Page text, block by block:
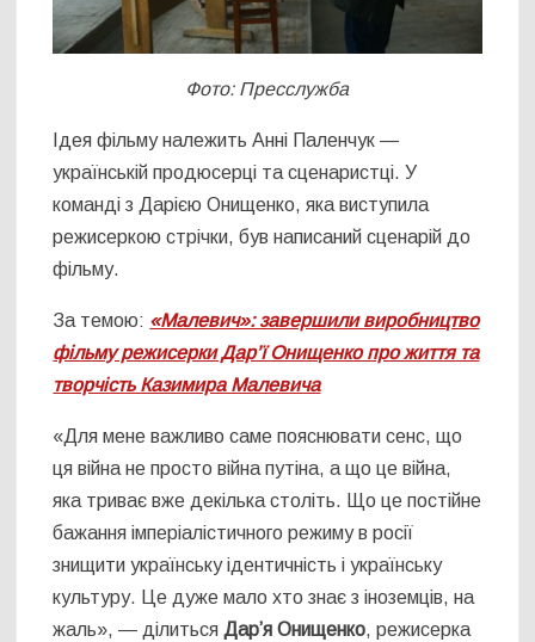
Фото: Пресслужба
Ідея фільму належить Анні Паленчук ―
українській продюсерці та сценаристці. У
команді з Дарією Онищенко, яка виступила
режисеркою стрічки, був написаний сценарій до
фільму.
За темою: «Малевич»: завершили виробництво
фільму режисерки Дар’ї Онищенко про життя та
творчість Казимира Малевича
«Для мене важливо саме пояснювати сенс, що
ця війна не просто війна путіна, а що це війна,
яка триває вже декілька століть. Що це постійне
бажання імперіалістичного режиму в росії
знищити українську ідентичність і українську
культуру. Це дуже мало хто знає з іноземців, на
жаль», ― ділитьсяДарʼя Онищенко, режисерка